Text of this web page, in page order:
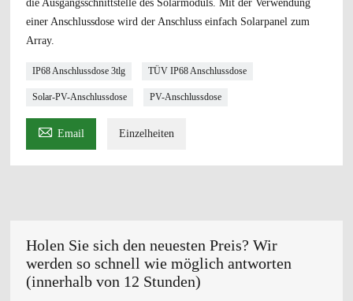
die Ausgangsschnittstelle des Solarmoduls. Mit der Verwendung
einer Anschlussdose wird der Anschluss einfach Solarpanel zum
Array.
IP68 Anschlussdose 3tlg TÜV IP68 Anschlussdose
Solar-PV-Anschlussdose PV-Anschlussdose
 Email Einzelheiten
Holen Sie sich den neuesten Preis? Wir
werden so schnell wie möglich antworten
(innerhalb von 12 Stunden)